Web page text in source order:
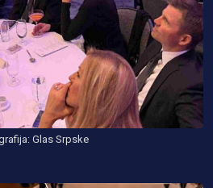
Glas Srpske